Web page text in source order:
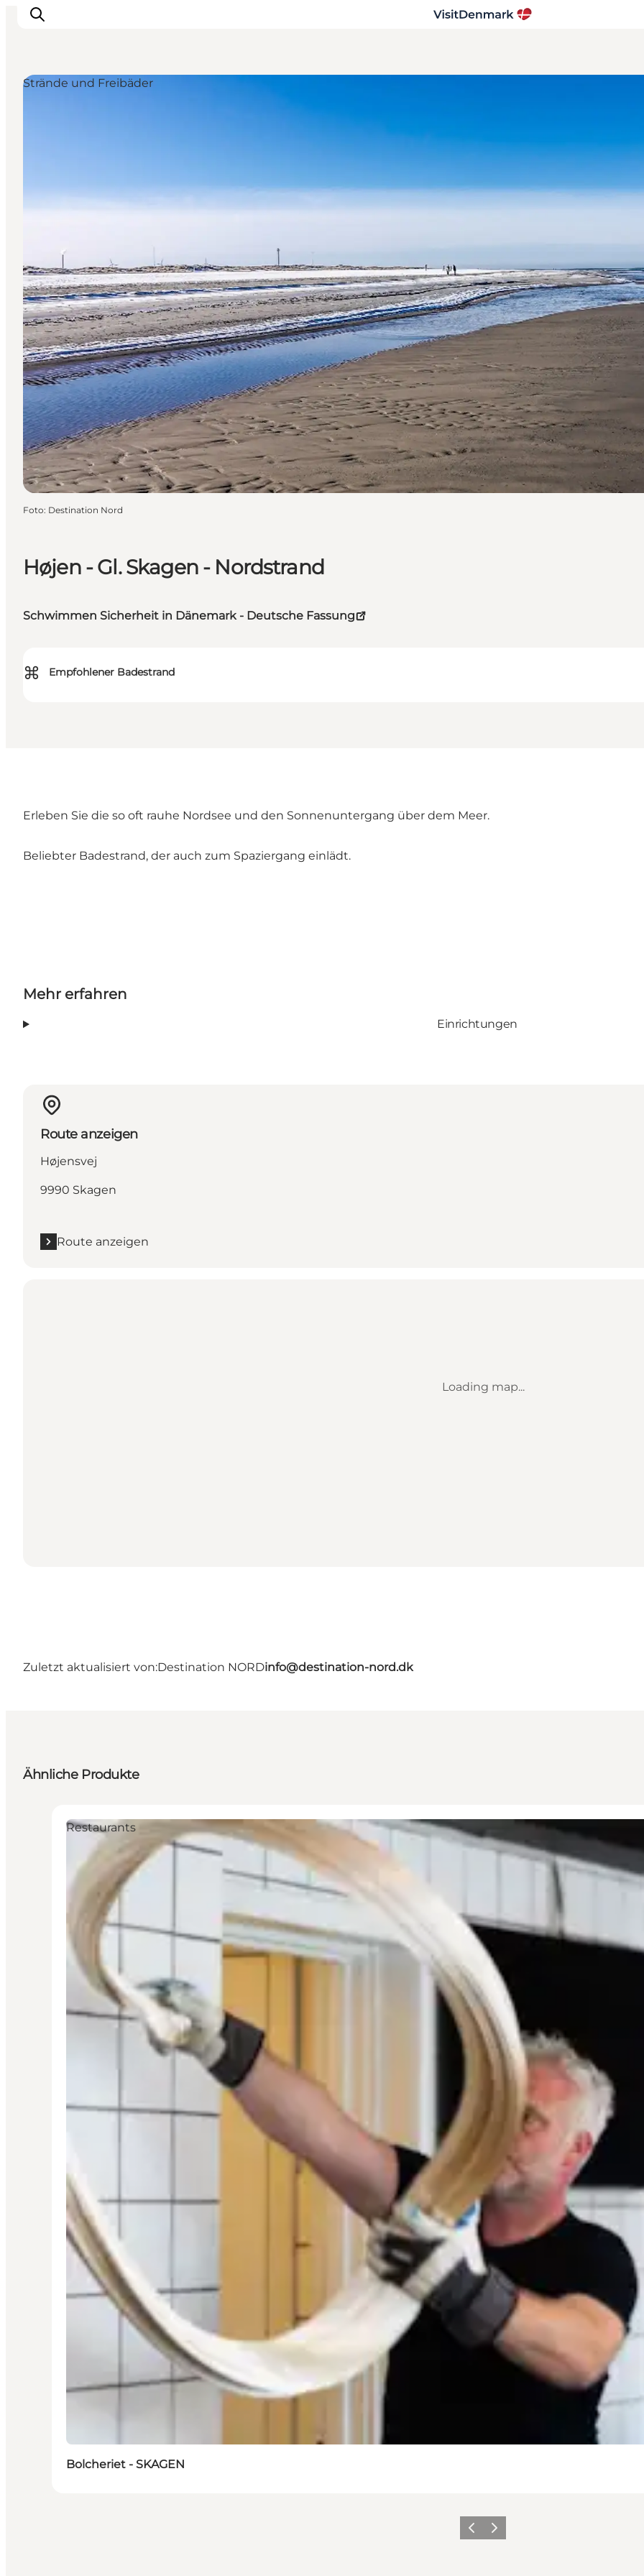
Reiseplanung
Højen - Gl. Skagen - Nordstrand
Schwimmen Sicherheit in Dänemark - Deutsche Fassung
⌘ Empfohlener Badestrand
Strände und Freibäder
Foto: Destination Nord
Erleben Sie die so oft rauhe Nordsee und den Sonnenuntergang über dem Meer.
Beliebter Badestrand, der auch zum Spaziergang einlädt.
Mehr erfahren
Einrichtungen
Route anzeigen
Højensvej
9990 Skagen
Route anzeigen
Loading map...
Zuletzt aktualisiert von:Destination NORDinfo@destination-nord.dk
Ähnliche Produkte
Restaurants
Bolcheriet - SKAGEN
ZurückWeiter